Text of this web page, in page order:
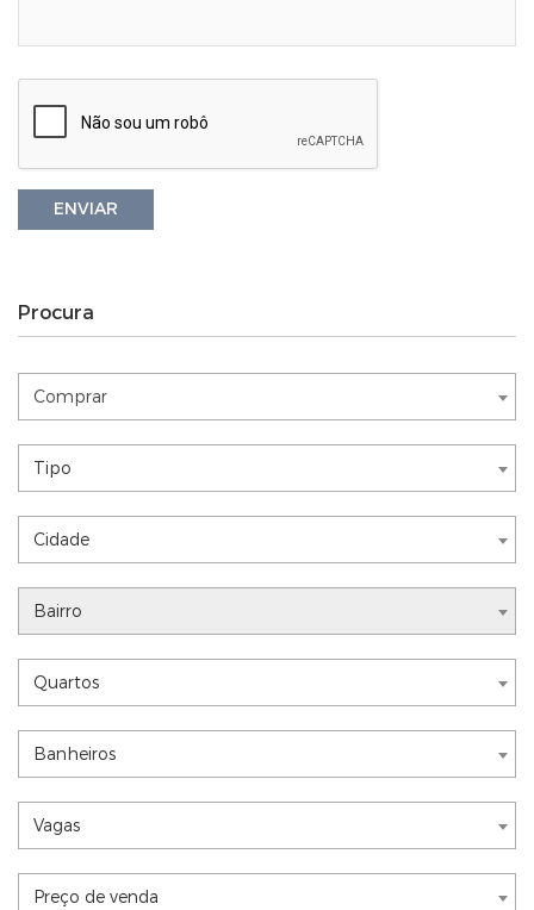
ENVIAR
Procura
Comprar
Comprar
Nothing selected
Tipo
Nothing selected
Cidade
Nothing selected
Bairro
Nothing selected
Quartos
Nothing selected
Banheiros
Nothing selected
Vagas
Nothing selected
Preço de venda